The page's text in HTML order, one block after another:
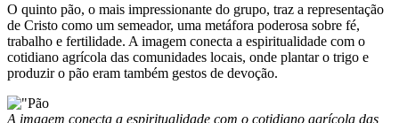
O quinto pão, o mais impressionante do grupo, traz a representação
de Cristo como um semeador, uma metáfora poderosa sobre fé,
trabalho e fertilidade. A imagem conecta a espiritualidade com o
cotidiano agrícola das comunidades locais, onde plantar o trigo e
produzir o pão eram também gestos de devoção.
A imagem conecta a espiritualidade com o cotidiano agrícola das